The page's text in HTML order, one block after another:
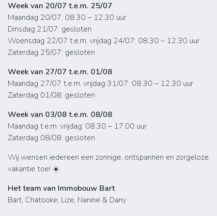
Week van 20/07 t.e.m. 25/07
Maandag 20/07: 08.30 – 12.30 uur
Dinsdag 21/07: gesloten
Woensdag 22/07 t.e.m. vrijdag 24/07: 08.30 – 12.30 uur
Zaterdag 25/07: gesloten
Week van 27/07 t.e.m. 01/08
Maandag 27/07 t.e.m. vrijdag 31/07: 08.30 – 12.30 uur
Zaterdag 01/08: gesloten
Week van 03/08 t.e.m. 08/08
Maandag t.e.m. vrijdag: 08.30 – 17.00 uur
Zaterdag 08/08: gesloten
Wij wensen iedereen een zonnige, ontspannen en zorgeloze
vakantie toe! ☀️
Het team van Immobouw Bart
Bart, Chatooke, Lize, Nanine & Dany